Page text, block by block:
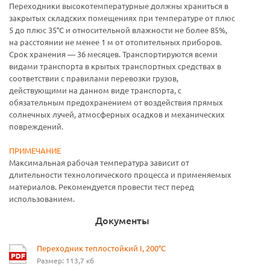
Переходники высокотемпературные должны храниться в
закрытых складских помещениях при температуре от плюс
5 до плюс 35°C и относительной влажности не более 85%,
на расстоянии не менее 1 м от отопительных приборов.
Срок хранения — 36 месяцев. Транспортируются всеми
видами транспорта в крытых транспортных средствах в
соответствии с правилами перевозки грузов,
действующими на данном виде транспорта, с
обязательным предохранением от воздействия прямых
солнечных лучей, атмосферных осадков и механических
повреждений.
ПРИМЕЧАНИЕ
Максимальная рабочая температура зависит от
длительности технологического процесса и применяемых
материалов. Рекомендуется провести тест перед
использованием.
Документы
Переходник теплостойкий I, 200°С
Размер: 113,7 кб